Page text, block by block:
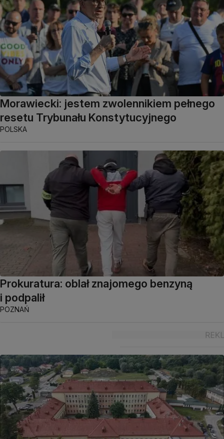
Morawiecki: jestem zwolennikiem pełnego
resetu Trybunału Konstytucyjnego
POLSKA
Prokuratura: oblał znajomego benzyną
i podpalił
POZNAŃ